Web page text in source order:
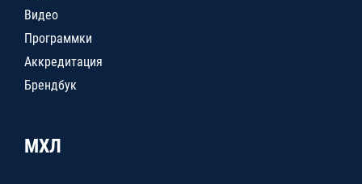
Видео
Программки
Аккредитация
Брендбук
МХЛ